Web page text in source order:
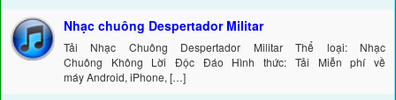
Nhạc chuông Despertador Militar
Tải Nhạc Chuông Despertador Militar Thể loại: Nhạc
Chuông Không Lời Độc Đáo Hình thức: Tải Miễn phí về
máy Android, iPhone, […]